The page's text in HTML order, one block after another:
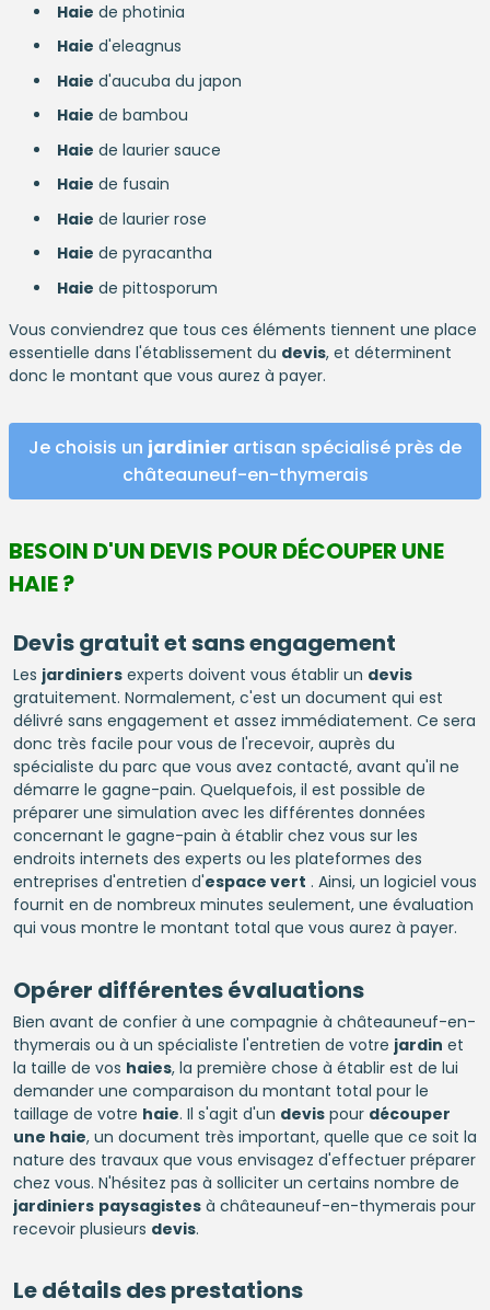
Haie de photinia
Haie d'eleagnus
Haie d'aucuba du japon
Haie de bambou
Haie de laurier sauce
Haie de fusain
Haie de laurier rose
Haie de pyracantha
Haie de pittosporum
Vous conviendrez que tous ces éléments tiennent une place
essentielle dans l'établissement du devis, et déterminent
donc le montant que vous aurez à payer.
Je choisis un jardinier artisan spécialisé près de
châteauneuf-en-thymerais
BESOIN D'UN DEVIS POUR DÉCOUPER UNE
HAIE ?
Devis gratuit et sans engagement
Les jardiniersexperts doivent vous établir un devis
gratuitement. Normalement, c'est un document qui est
délivré sans engagement et assez immédiatement. Ce sera
donc très facile pour vous de l'recevoir, auprès du
spécialiste du parc que vous avez contacté, avant qu'il ne
démarre le gagne-pain. Quelquefois, il est possible de
préparer une simulation avec les différentes données
concernant le gagne-pain à établir chez vous sur les
endroits internets des experts ou les plateformes des
entreprises d'entretien d'espace vert . Ainsi, un logiciel vous
fournit en de nombreux minutes seulement, une évaluation
qui vous montre le montant total que vous aurez à payer.
Opérer différentes évaluations
Bien avant de confier à une compagnie à châteauneuf-en-
thymerais ou à un spécialiste l'entretien de votre jardin et
la taille de vos haies, la première chose à établir est de lui
demander une comparaison du montant total pour le
taillage de votre haie. Il s'agit d'un devispour découper
une haie, un document très important, quelle que ce soit la
nature des travaux que vous envisagez d'effectuer préparer
chez vous. N'hésitez pas à solliciter un certains nombre de
jardiniers paysagistesà châteauneuf-en-thymerais pour
recevoir plusieurs devis.
Le détails des prestations